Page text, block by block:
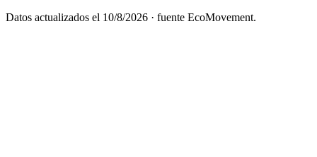
Datos actualizados el 10/8/2026 · fuente EcoMovement.